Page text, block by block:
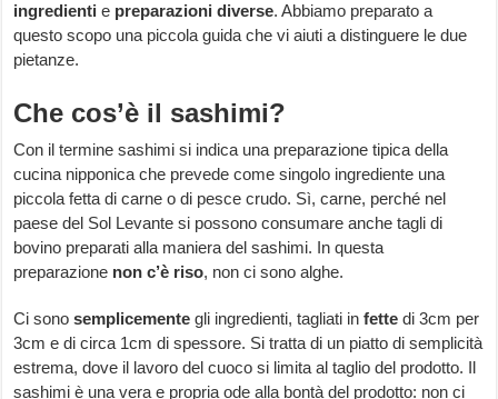
ingredienti e preparazioni diverse. Abbiamo preparato a
questo scopo una piccola guida che vi aiuti a distinguere le due
pietanze.
Che cos’è il sashimi?
Con il termine sashimi si indica una preparazione tipica della
cucina nipponica che prevede come singolo ingrediente una
piccola fetta di carne o di pesce crudo. Sì, carne, perché nel
paese del Sol Levante si possono consumare anche tagli di
bovino preparati alla maniera del sashimi. In questa
preparazione non c’è riso, non ci sono alghe.
Ci sonosemplicemente gli ingredienti, tagliati infette di 3cm per
3cm e di circa 1cm di spessore. Si tratta di un piatto di semplicità
estrema, dove il lavoro del cuoco si limita al taglio del prodotto. Il
sashimi è una vera e propria ode alla bontà del prodotto: non ci